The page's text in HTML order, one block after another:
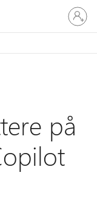
Logg
på
kontoen
på